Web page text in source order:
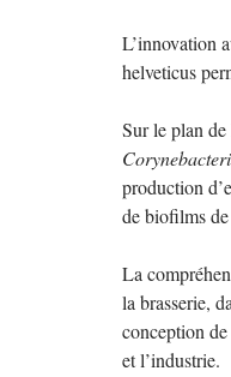
L’innovation
helveticus
Sur le plan
production
de biofilms de
La
la brasserie,
conception
et l’industrie.